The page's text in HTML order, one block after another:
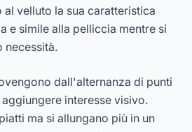
velluto la sua caratteristica
e simile alla pelliccia mentre si
necessità.
dall'alternanza di punti
interesse visivo.
ma si allungano più in un